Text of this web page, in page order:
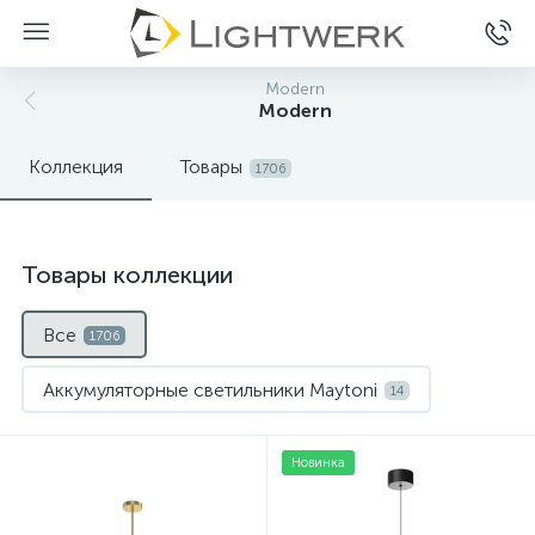
Modern
Modern
Коллекция Товары 1706
Товары коллекции
Все 1706
Аккумуляторные светильники Maytoni 14
Аксессуары, крепления и управление светом
28
Новинка